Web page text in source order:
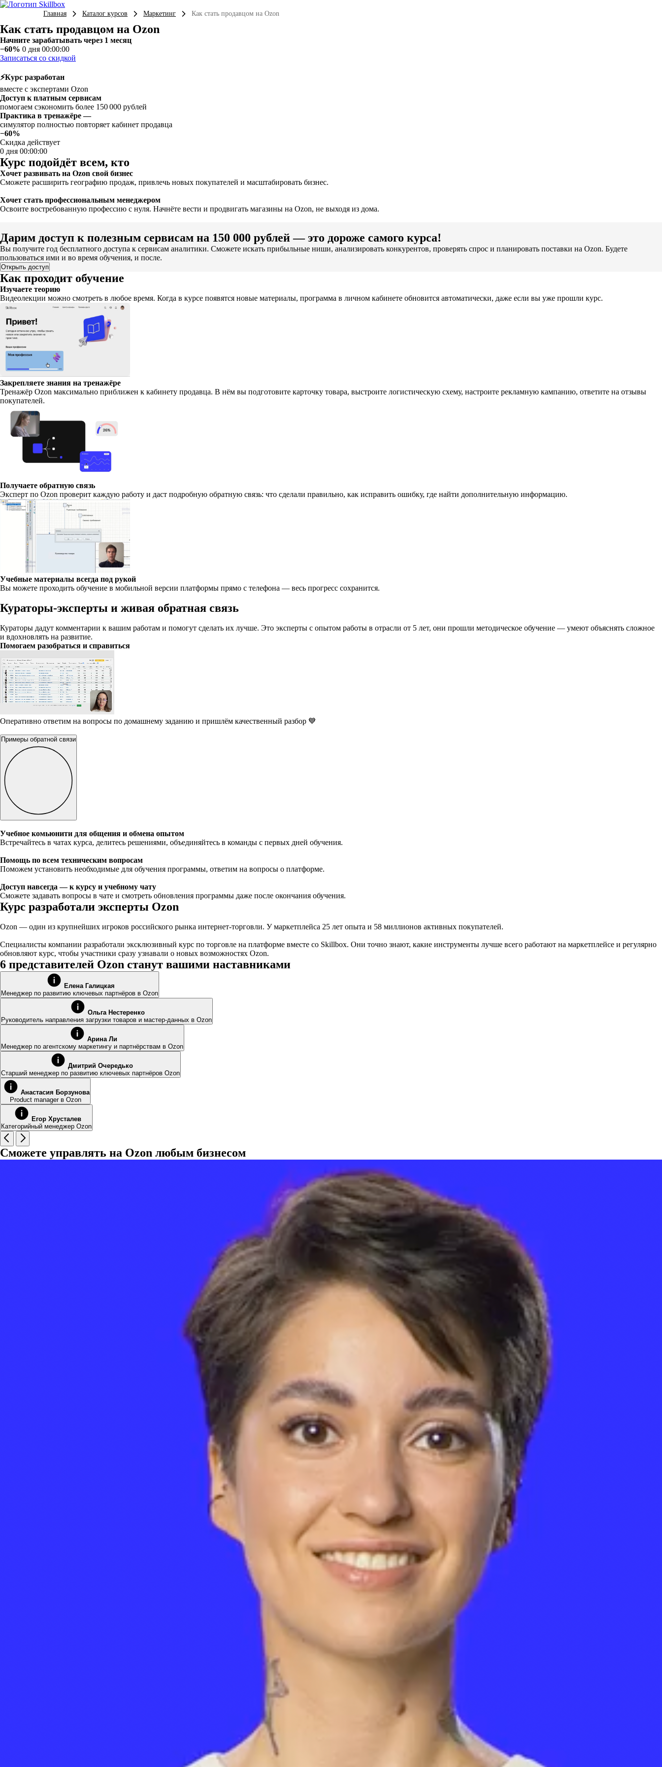
Главная Каталог курсов Маркетинг Как стать продавцом на Ozon
Как стать продавцом на Ozon
Начните зарабатывать через 1 месяц
−60% 0 дня 00:00:00
Записаться со скидкой
⚡️Курс разработан
вместе с экспертами Ozon
Доступ к платным сервисам
помогаем сэкономить более 150 000 рублей
Практика в тренажёре —
симулятор полностью повторяет кабинет продавца
−60%
Скидка действует
0 дня 00:00:00
Курс подойдёт всем, кто
Хочет развивать на Ozon свой бизнес
Сможете расширить географию продаж, привлечь новых покупателей и масштабировать бизнес.
Хочет стать профессиональным менеджером
Освоите востребованную профессию с нуля. Начнёте вести и продвигать магазины на Ozon, не выходя из дома.
Дарим доступ к полезным сервисам на 150 000 рублей — это дороже самого курса!
Вы получите год бесплатного доступа к сервисам аналитики. Сможете искать прибыльные ниши, анализировать конкурентов, проверять спрос и планировать поставки на Ozon. Будете
пользоваться ими и во время обучения, и после.
Открыть доступ
Как проходит обучение
Изучаете теорию
Видеолекции можно смотреть в любое время. Когда в курсе появятся новые материалы, программа в личном кабинете обновится автоматически, даже если вы уже прошли курс.
Закрепляете знания на тренажёре
Тренажёр Ozon максимально приближен к кабинету продавца. В нём вы подготовите карточку товара, выстроите логистическую схему, настроите рекламную кампанию, ответите на отзывы
покупателей.
Получаете обратную связь
Эксперт по Ozon проверит каждую работу и даст подробную обратную связь: что сделали правильно, как исправить ошибку, где найти дополнительную информацию.
Учебные материалы всегда под рукой
Вы можете проходить обучение в мобильной версии платформы прямо с телефона — весь прогресс сохранится.
Кураторы-эксперты и живая обратная связь
Кураторы дадут комментарии к вашим работам и помогут сделать их лучше. Это эксперты с опытом работы в отрасли от 5 лет, они прошли методическое обучение — умеют объяснять сложное
и вдохновлять на развитие.
Помогаем разобраться и справиться
Оперативно ответим на вопросы по домашнему заданию и пришлём качественный разбор 💙
Примеры обратной связи
Учебное комьюнити для общения и обмена опытом
Встречайтесь в чатах курса, делитесь решениями, объединяйтесь в команды с первых дней обучения.
Помощь по всем техническим вопросам
Поможем установить необходимые для обучения программы, ответим на вопросы о платформе.
Доступ навсегда — к курсу и учебному чату
Сможете задавать вопросы в чате и смотреть обновления программы даже после окончания обучения.
Курс разработали эксперты Ozon
Ozon — один из крупнейших игроков российского рынка интернет-торговли. У маркетплейса 25 лет опыта и 58 миллионов активных покупателей.
Специалисты компании разработали эксклюзивный курс по торговле на платформе вместе со Skillbox. Они точно знают, какие инструменты лучше всего работают на маркетплейсе и регулярно
обновляют курс, чтобы участники сразу узнавали о новых возможностях Ozon.
6 представителей Ozon станут вашими наставниками
Елена Галицкая
Менеджер по развитию ключевых партнёров в Ozon
Ольга Нестеренко
Руководитель направления загрузки товаров и мастер-данных в Ozon
Арина Ли
Менеджер по агентскому маркетингу и партнёрствам в Ozon
Дмитрий Очередько
Старший менеджер по развитию ключевых партнёров Ozon
Анастасия Борзунова
Product manager в Ozon
Егор Хрусталев
Категорийный менеджер Ozon
Сможете управлять на Ozon любым бизнесом